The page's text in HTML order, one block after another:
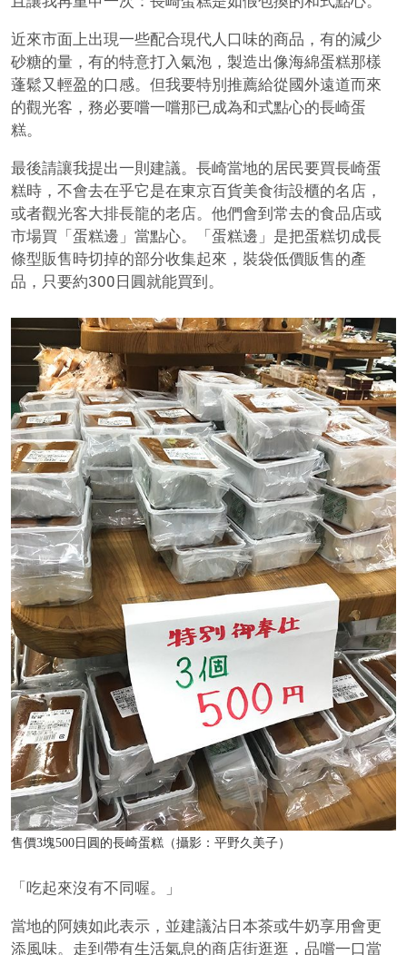
近來市面上出現一些配合現代人口味的商品，有的減少
砂糖的量，有的特意打入氣泡，製造出像海綿蛋糕那樣
蓬鬆又輕盈的口感。但我要特別推薦給從國外遠道而來
的觀光客，務必要嚐一嚐那已成為和式點心的長崎蛋
糕。
最後請讓我提出一則建議。長崎當地的居民要買長崎蛋
糕時，不會去在乎它是在東京百貨美食街設櫃的名店，
或者觀光客大排長龍的老店。他們會到常去的食品店或
市場買「蛋糕邊」當點心。「蛋糕邊」是把蛋糕切成長
條型販售時切掉的部分收集起來，裝袋低價販售的產
品，只要約300日圓就能買到。
售價3塊500日圓的長崎蛋糕（攝影：平野久美子）
「吃起來沒有不同喔。」
當地的阿姨如此表示，並建議沾日本茶或牛奶享用會更
添風味。走到帶有生活氣息的商店街逛逛，品嚐一口當